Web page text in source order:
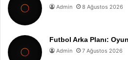
Admin 8 Ağustos 2026
Futbol Arka Planı:
Admin 7 Ağustos 2026